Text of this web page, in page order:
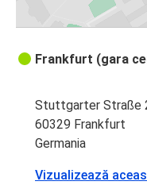
Frankfurt (gara
Stuttgarter Straße
60329 Frankfurt
Germania
Vizualizează